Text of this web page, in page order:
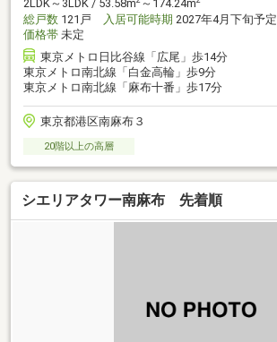
2LDK～3LDK / 53.58m ～174.24m
総戸数 121戸 入居可能時期 2027年4月下旬予定
価格帯 未定
東京メトロ日比谷線「広尾」歩14分
東京メトロ南北線「白金高輪」歩9分
東京メトロ南北線「麻布十番」歩17分
東京都港区南麻布３
20階以上の高層
シエリアタワー南麻布 先着順